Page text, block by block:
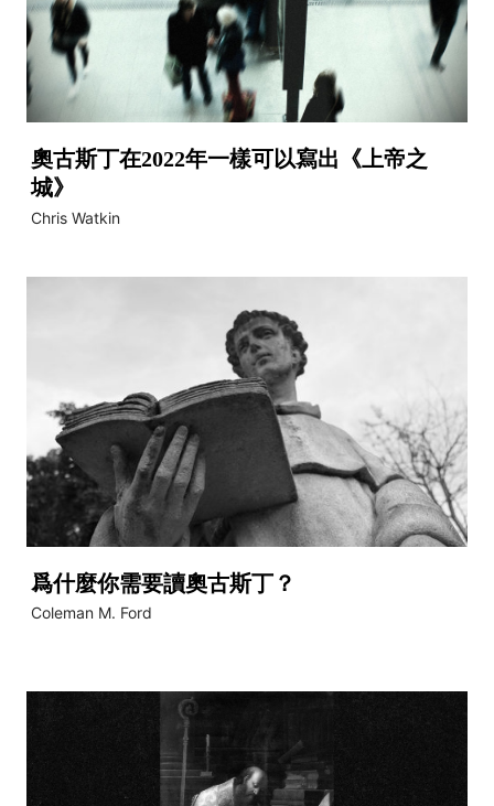
奧古斯丁在2022年一樣可以寫出《上帝之
城》
Chris Watkin
爲什麼你需要讀奧古斯丁？
Coleman M. Ford